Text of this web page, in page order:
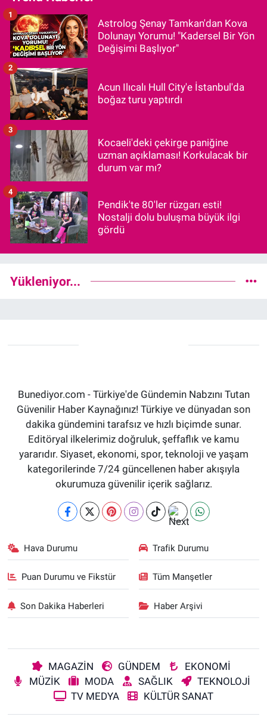
Astrolog Şenay Tamkan'dan Kova
Dolunayı Yorumu! "Kadersel Bir Yön
Değişimi Başlıyor"
1
Acun Ilıcalı Hull City'e İstanbul'da
boğaz turu yaptırdı
2
Kocaeli'deki çekirge paniğine
uzman açıklaması! Korkulacak bir
durum var mı?
3
Pendik'te 80'ler rüzgarı esti!
Nostalji dolu buluşma büyük ilgi
gördü
4
Yükleniyor...
Bunediyor.com - Türkiye'de Gündemin Nabzını Tutan
Güvenilir Haber Kaynağınız! Türkiye ve dünyadan son
dakika gündemini tarafsız ve hızlı biçimde sunar.
Editöryal ilkelerimiz doğruluk, şeffaflık ve kamu
yararıdır. Siyaset, ekonomi, spor, teknoloji ve yaşam
kategorilerinde 7/24 güncellenen haber akışıyla
okurumuza güvenilir içerik sağlarız.
Hava Durumu Trafik Durumu
Puan Durumu ve Fikstür Tüm Manşetler
Son Dakika Haberleri Haber Arşivi
MAGAZİN GÜNDEM
EKONOMİ
MÜZİK
MODA SAĞLIK
TEKNOLOJİ
TV MEDYA
KÜLTÜR SANAT